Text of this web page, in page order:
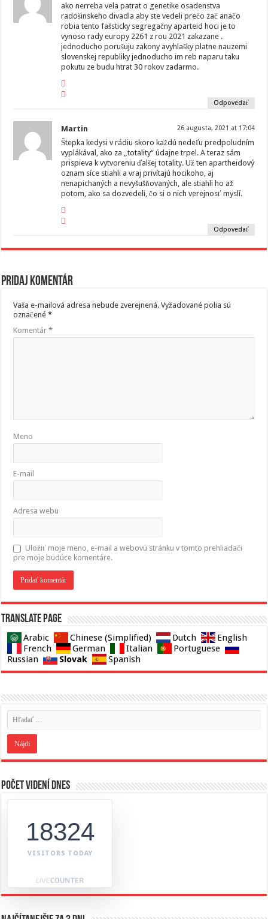
ako nerreba vela patrat o genetike osadenstva
radošinskeho divadla aby ste vedeli prečo zač anačo
robia tento fašsticky segregačny aparteid hoci je to
vynoso rady europy 2261 z rou 2021 zakazane .
jednoducho porušuju zakony avyhlašky platne nauzemi
slovenskej republiky jednoducho im reb naparu taku
pokutu ze budu htrat 30 rokov zadarmo.
Odpovedať
Martin 26 augusta, 2021 at 17:04
Štepka kedysi v rádiu skoro každú nedeľu predpoludním
vyplákával, ako za „totality“ údajne trpel. A teraz sám
prispieva k vytvoreniu ďalšej totality. Už ten apartheidový
oznam síce stiahli a vraj privítajú hocikoho, aj
nenapichaných a nevyšušňovaných, ale stiahli ho až
potom, ako sa dozvedeli, čo si o nich verejnosť myslí.
Odpovedať
Pridaj komentár
Vaša e-mailová adresa nebude zverejnená. Vyžadované polia sú
označené*
Komentár*
Meno
E-mail
Adresa webu
Uložiť moje meno, e-mail a webovú stránku v tomto prehliadači
pre moje budúce komentáre.
Translate page
Arabic Chinese (Simplified) Dutch
English
French
German Italian
Portuguese
Russian
Slovak Spanish
Počet videní dnes
18324
VISITORS TODAY